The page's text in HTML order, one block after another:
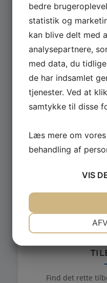
Se hele udvalget af
til
GÅ TIL
Find det rette
bedre
statistik og
kan blive delt med
analysepartnere,
med data, du
de har indsamlet
tjenester. Ved at
samtykke til disse
Læs mere om
behandling af
VIS
NØDVENDIGE
MARKETING